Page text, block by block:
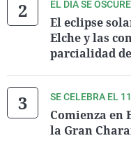
EL DÍA SE
El eclipse
Elche y las
parcialidad
SE CELEBRA EL
Comienza en
la Gran